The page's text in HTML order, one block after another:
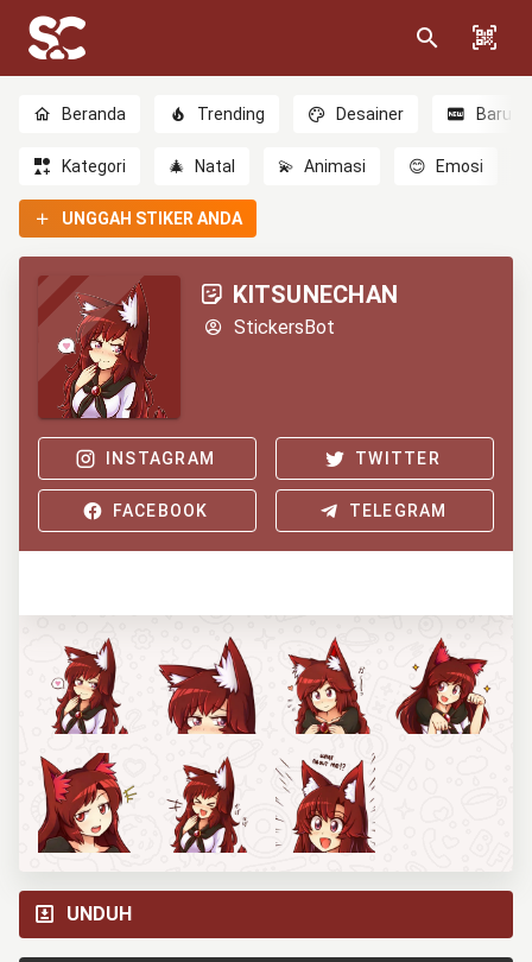
Beranda Trending Desainer Baru
Kategori 🎄 Natal 💫 Animasi 😊 Emosi
UNGGAH STIKER ANDA
KITSUNECHAN
StickersBot
INSTAGRAM TWITTER
FACEBOOK TELEGRAM
UNDUH